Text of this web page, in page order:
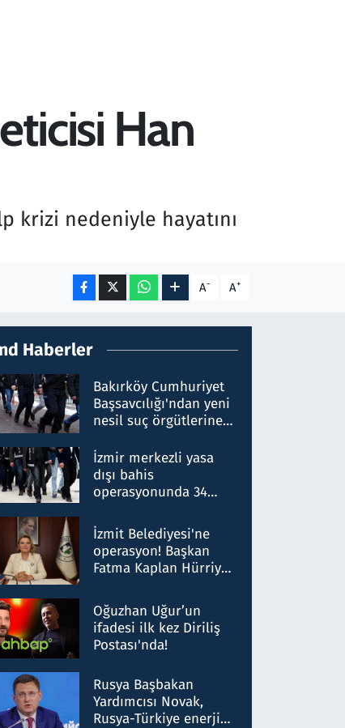
Han
krizi nedeniyle hayatını
A- A+
Haberler
Bakırköy Cumhuriyet
Başsavcılığı'ndan yeni
nesil suç örgütlerine
hakkında gözaltı kararı
İzmir merkezli yasa
dışı bahis
operasyonunda 34
Milyar liralık para
trafiği tespit edildi
İzmit Belediyesi'ne
operasyon! Başkan
Fatma Kaplan Hürriyet
Oğuzhan Uğur’un
ifadesi ilk kez Diriliş
Postası'nda!
Rusya Başbakan
Yardımcısı Novak,
Rusya-Türkiye enerji